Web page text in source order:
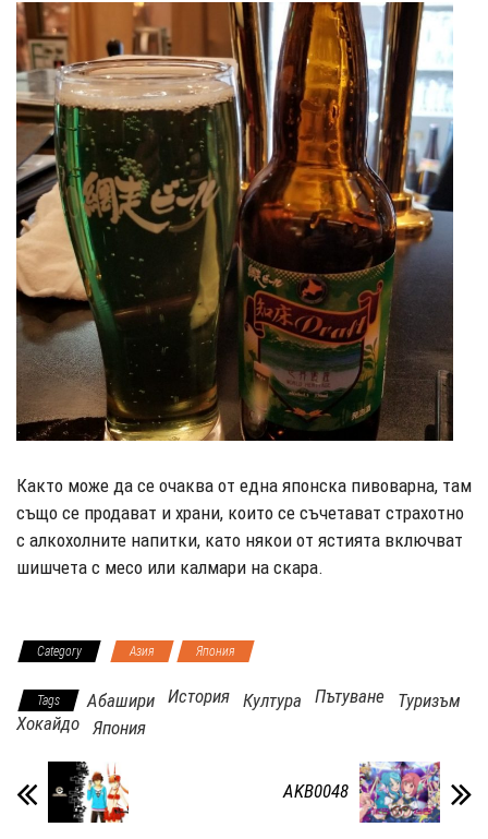
Както може да се очаква от една японска пивоварна, там
също се продават и храни, които се съчетават страхотно
с алкохолните напитки, като някои от ястията включват
шишчета с месо или калмари на скара.
Category Азия Япония
Tags Абашири История Култура Пътуване
Туризъм
Хокайдо Япония
AKB0048